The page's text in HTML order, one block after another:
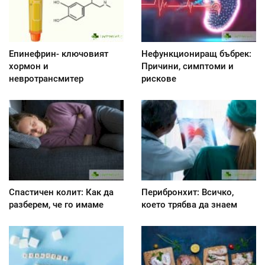
Епинефрин- ключовият
хормон и
невротрансмитер
Нефункциониращ бъбрек:
Причини, симптоми и
рискове
Спастичен колит: Как да
разберем, че го имаме
Перибронхит: Всичко,
което трябва да знаем